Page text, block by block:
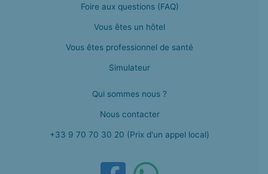
Foire aux questions (FAQ)
Vous êtes un hôtel
Vous êtes professionnel de santé
Simulateur
Qui sommes nous ?
Nous contacter
+33 9 70 70 30 20 (Prix d'un appel local)